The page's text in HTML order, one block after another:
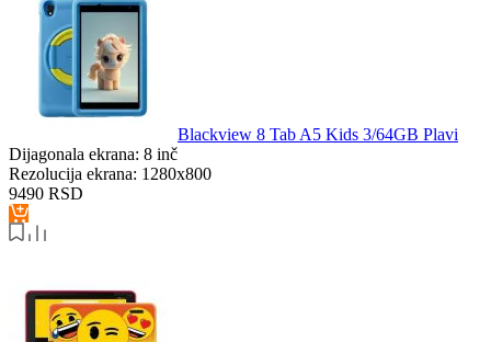
Blackview 8 Tab A5 Kids 3/64GB Plavi
Dijagonala ekrana: 8 inč
Rezolucija ekrana: 1280x800
9490 RSD